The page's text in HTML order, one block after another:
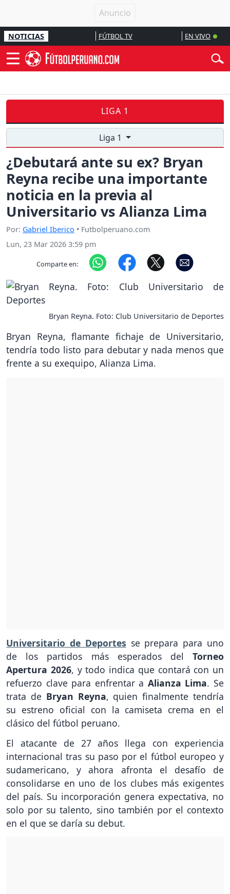
NOTICIAS FÚTBOL TV EN VIVO
LIGA 1
Liga 1
¿Debutará ante su ex? Bryan
Reyna recibe una importante
noticia en la previa al
Universitario vs Alianza Lima
Por: Gabriel Iberico • Futbolperuano.com
Lun, 23 Mar 2026 3:59 pm
Comparte en:
Bryan Reyna. Foto: Club Universitario de Deportes
Bryan Reyna, flamante fichaje de Universitario,
tendría todo listo para debutar y nada menos que
frente a su exequipo, Alianza Lima.
Universitario de Deportes se prepara para uno
de los partidos más esperados del Torneo
Apertura 2026, y todo indica que contará con un
refuerzo clave para enfrentar a Alianza Lima. Se
trata de Bryan Reyna, quien finalmente tendría
su estreno oficial con la camiseta crema en el
clásico del fútbol peruano.
El atacante de 27 años llega con experiencia
internacional tras su paso por el fútbol europeo y
sudamericano, y ahora afronta el desafío de
consolidarse en uno de los clubes más exigentes
del país. Su incorporación genera expectativa, no
solo por su talento, sino también por el contexto
en el que se daría su debut.